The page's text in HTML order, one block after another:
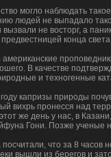
могло наблюдать
людей не выпадало
не восторг, а
конца
американские
В качестве
и техногенные
капризы природы
вихрь пронесся над
же день у нас, в
Гони. Позже ученые
посчитали, что за 8
вышли из берегов и